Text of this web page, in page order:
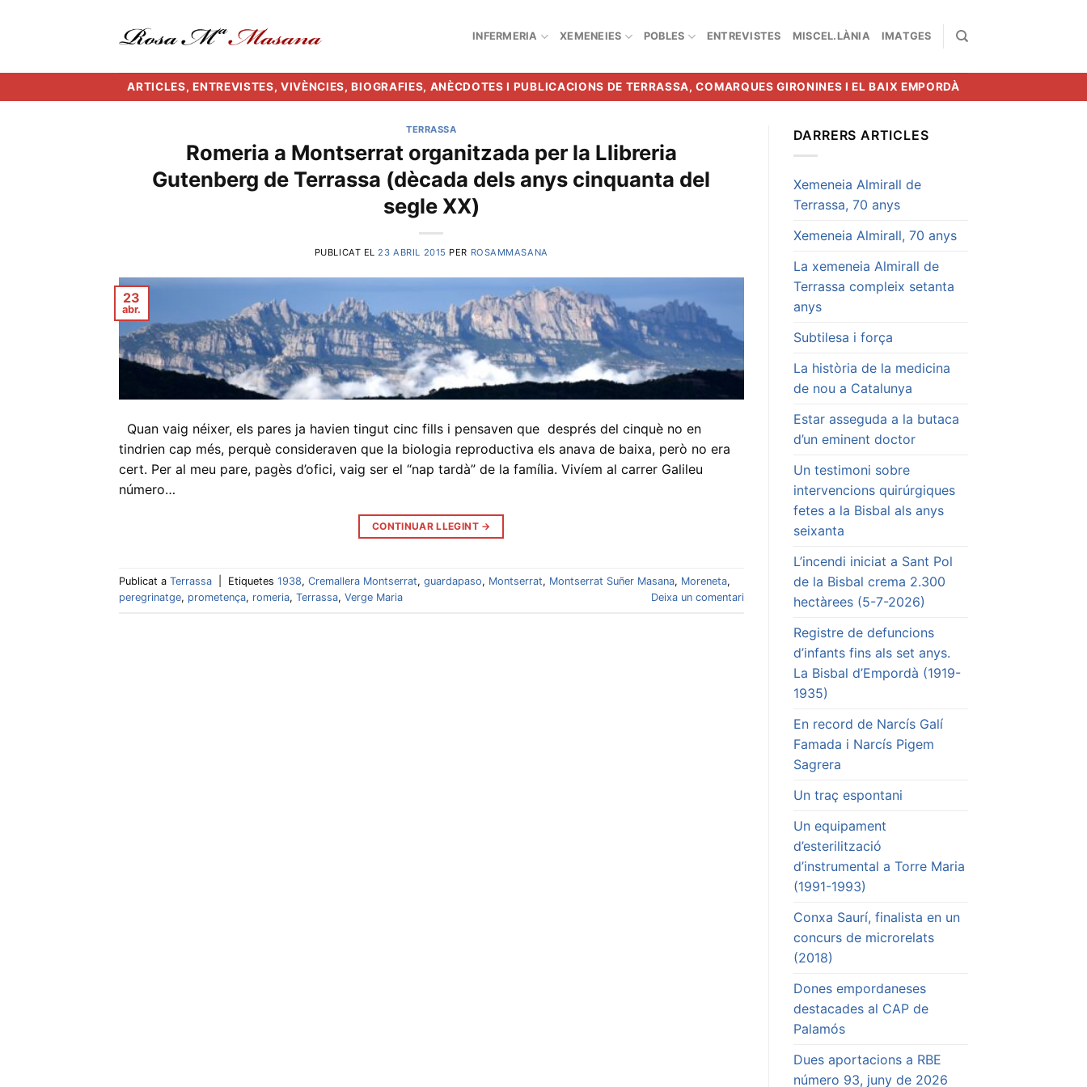
INFERMERIA XEMENEIES POBLES ENTREVISTES MISCEL.LÀNIA IMATGES
ARTICLES, ENTREVISTES, VIVÈNCIES, BIOGRAFIES, ANÈCDOTES I PUBLICACIONS DE TERRASSA, COMARQUES GIRONINES I EL BAIX EMPORDÀ
TERRASSA
Romeria a Montserrat organitzada per la Llibreria
Gutenberg de Terrassa (dècada dels anys cinquanta del
segle XX)
PUBLICAT EL 23 ABRIL 2015 PER ROSAMMASANA
23
abr.
Quan vaig néixer, els pares ja havien tingut cinc fills i pensaven que després del cinquè no en
tindrien cap més, perquè consideraven que la biologia reproductiva els anava de baixa, però no era
cert. Per al meu pare, pagès d’ofici, vaig ser el “nap tardà” de la família. Vivíem al carrer Galileu
número…
CONTINUAR LLEGINT →
Publicat a Terrassa Etiquetes 1938, Cremallera Montserrat, guardapaso, Montserrat, Montserrat Suñer Masana, Moreneta,
peregrinatge, prometença, romeria, Terrassa, Verge Maria Deixa un comentari
DARRERS ARTICLES
Xemeneia Almirall de
Terrassa, 70 anys
Xemeneia Almirall, 70 anys
La xemeneia Almirall de
Terrassa compleix setanta
anys
Subtilesa i força
La història de la medicina
de nou a Catalunya
Estar asseguda a la butaca
d’un eminent doctor
Un testimoni sobre
intervencions quirúrgiques
fetes a la Bisbal als anys
seixanta
L’incendi iniciat a Sant Pol
de la Bisbal crema 2.300
hectàrees (5-7-2026)
Registre de defuncions
d’infants fins als set anys.
La Bisbal d’Empordà (1919-
1935)
En record de Narcís Galí
Famada i Narcís Pigem
Sagrera
Un traç espontani
Un equipament
d’esterilització
d’instrumental a Torre Maria
(1991-1993)
Conxa Saurí, finalista en un
concurs de microrelats
(2018)
Dones empordaneses
destacades al CAP de
Palamós
Dues aportacions a RBE
número 93, juny de 2026